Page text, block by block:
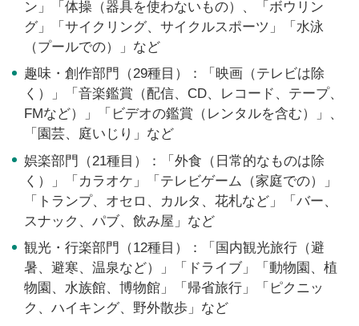
ン」「体操（器具を使わないもの）、「ボウリン
グ」「サイクリング、サイクルスポーツ」「水泳
（プールでの）」など
趣味・創作部門（29種目）：「映画（テレビは除
く）」「音楽鑑賞（配信、CD、レコード、テープ、
FMなど）」「ビデオの鑑賞（レンタルを含む）」、
「園芸、庭いじり」など
娯楽部門（21種目）：「外食（日常的なものは除
く）」「カラオケ」「テレビゲーム（家庭での）」
「トランプ、オセロ、カルタ、花札など」「バー、
スナック、パブ、飲み屋」など
観光・行楽部門（12種目）：「国内観光旅行（避
暑、避寒、温泉など）」「ドライブ」「動物園、植
物園、水族館、博物館」「帰省旅行」「ピクニッ
ク、ハイキング、野外散歩」など